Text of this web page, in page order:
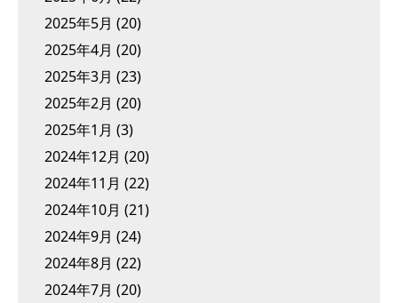
2025年5月 (20)
2025年4月 (20)
2025年3月 (23)
2025年2月 (20)
2025年1月 (3)
2024年12月 (20)
2024年11月 (22)
2024年10月 (21)
2024年9月 (24)
2024年8月 (22)
2024年7月 (20)